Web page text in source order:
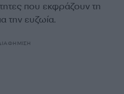
που εκφράζουν τη
την ευζωία.